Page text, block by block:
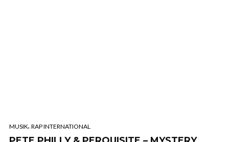
MUSIK, RAP INTERNATIONAL